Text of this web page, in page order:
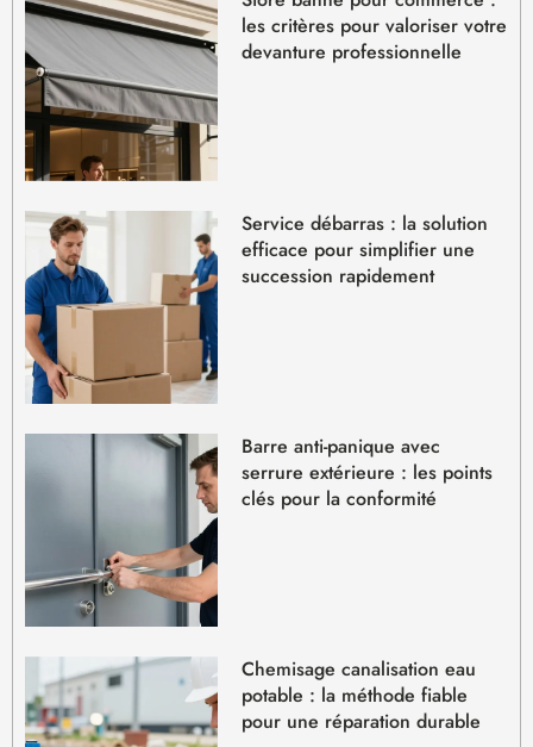
les critères pour valoriser votre
devanture professionnelle
Service débarras : la solution
efficace pour simplifier une
succession rapidement
Barre anti-panique avec
serrure extérieure : les points
clés pour la conformité
Chemisage canalisation eau
potable : la méthode fiable
pour une réparation durable